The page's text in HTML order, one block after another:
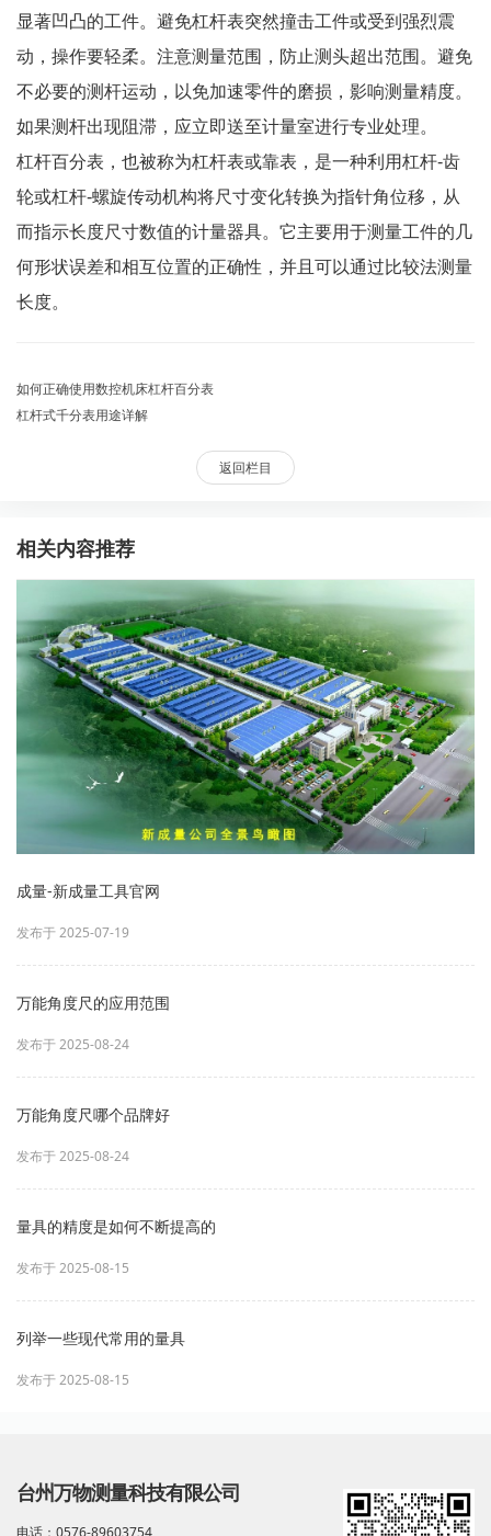
显著凹凸的工件。避免杠杆表突然撞击工件或受到强烈震
动，操作要轻柔。注意测量范围，防止测头超出范围。避免
不必要的测杆运动，以免加速零件的磨损，影响测量精度。
如果测杆出现阻滞，应立即送至计量室进行专业处理。
杠杆百分表，也被称为杠杆表或靠表，是一种利用杠杆-齿
轮或杠杆-螺旋传动机构将尺寸变化转换为指针角位移，从
而指示长度尺寸数值的计量器具。它主要用于测量工件的几
何形状误差和相互位置的正确性，并且可以通过比较法测量
长度。
如何正确使用数控机床杠杆百分表
杠杆式千分表用途详解
返回栏目
相关内容推荐
成量-新成量工具官网
发布于 2025-07-19
万能角度尺的应用范围
发布于 2025-08-24
万能角度尺哪个品牌好
发布于 2025-08-24
量具的精度是如何不断提高的
发布于 2025-08-15
列举一些现代常用的量具
发布于 2025-08-15
台州万物测量科技有限公司